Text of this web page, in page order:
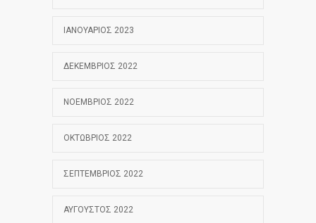
ΙΑΝΟΥΆΡΙΟΣ 2023
ΔΕΚΈΜΒΡΙΟΣ 2022
ΝΟΈΜΒΡΙΟΣ 2022
ΟΚΤΏΒΡΙΟΣ 2022
ΣΕΠΤΈΜΒΡΙΟΣ 2022
ΑΎΓΟΥΣΤΟΣ 2022